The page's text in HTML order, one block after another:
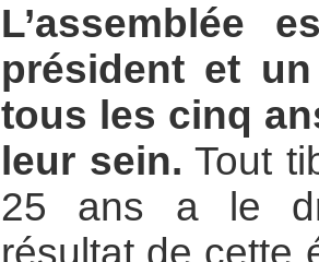
L’assemblée
président et
tous les cinq
leur sein. Tout
25 ans a le
résultat de cette